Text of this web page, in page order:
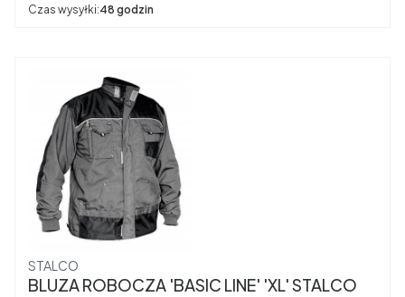
Czas wysyłki:48 godzin
Producent
STALCO
BLUZA ROBOCZA 'BASIC LINE' 'XL' STALCO